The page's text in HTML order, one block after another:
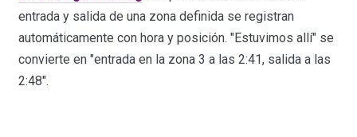
entrada y salida de una zona definida se registran
automáticamente con hora y posición. "Estuvimos allí" se
convierte en "entrada en la zona 3 a las 2:41, salida a las
2:48".